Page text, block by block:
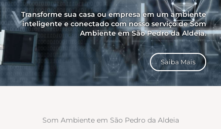
Transforme sua casa ou empresa em um ambiente
inteligente e conectado com nosso serviço de Som
Ambiente em São Pedro da Aldeia.
Saiba Mais
Som Ambiente em São Pedro da Aldeia